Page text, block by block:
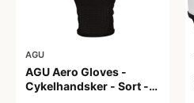
AGU
AGU Aero Gloves -
Cykelhandsker - Sort -